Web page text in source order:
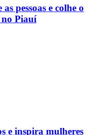
pessoas e colhe o
Piauí
e inspira mulheres